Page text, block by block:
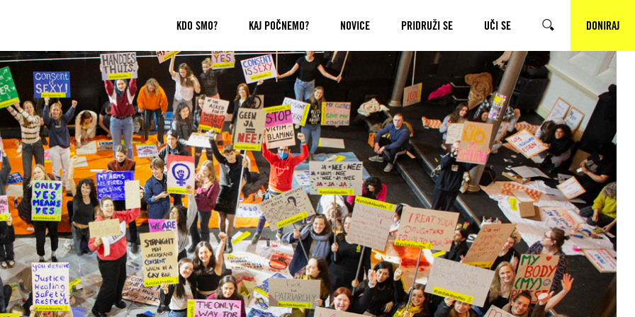
KDO SMO? KAJ POČNEMO? NOVICE PRIDRUŽI SE UČI SE ISKALNIK DONIRAJ